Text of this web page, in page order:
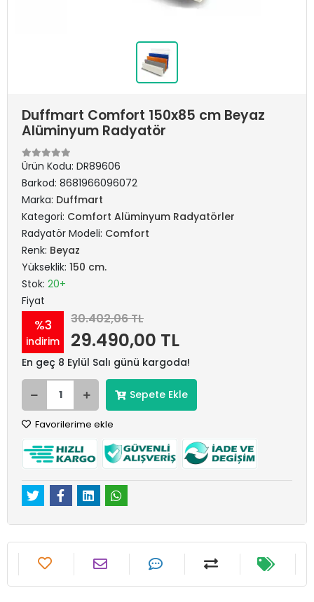
Duffmart Comfort 150x85 cm Beyaz
Alüminyum Radyatör
Ürün Kodu: DR89606
Barkod: 8681966096072
Marka: Duffmart
Kategori: Comfort Alüminyum Radyatörler
Radyatör Modeli: Comfort
Renk: Beyaz
Yükseklik: 150 cm.
Stok: 20+
Fiyat
%3
indirim
30.402,06 TL
29.490,00 TL
En geç 8 Eylül Salı günü kargoda!
Sepete Ekle
Favorilerime ekle